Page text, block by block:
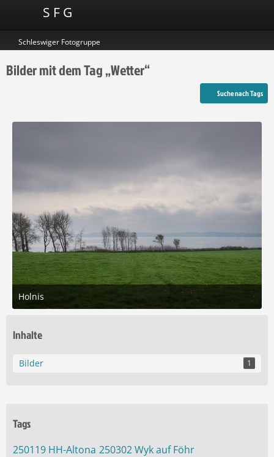
S F G
Schleswiger Fotogruppe
Bilder mit dem Tag „Wetter“
Suche nach Tags
Holnis
23. April 2025 um 18:00
Inhalte
Bilder 1
Tags
250119 HH-Altona 250302 Wyk auf Föhr